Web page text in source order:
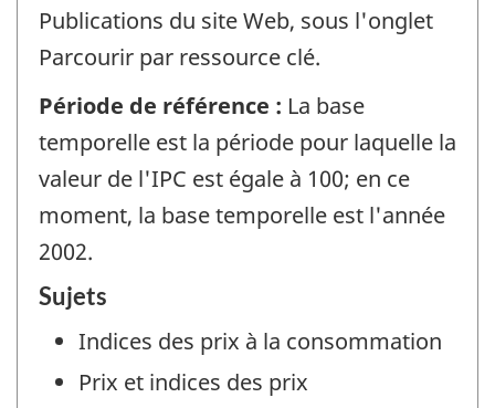
Publications du site Web, sous l'onglet
Parcourir par ressource clé.
Période de référence : La base
temporelle est la période pour laquelle la
valeur de l'IPC est égale à 100; en ce
moment, la base temporelle est l'année
2002.
Sujets
Indices des prix à la consommation
Prix et indices des prix